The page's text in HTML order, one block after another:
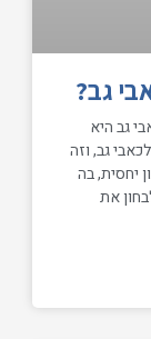
גב?
גב היא
גב, וזה
יחסית, בה
את